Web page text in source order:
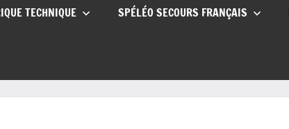
TECHNIQUE SPÉLÉO SECOURS FRANÇAIS